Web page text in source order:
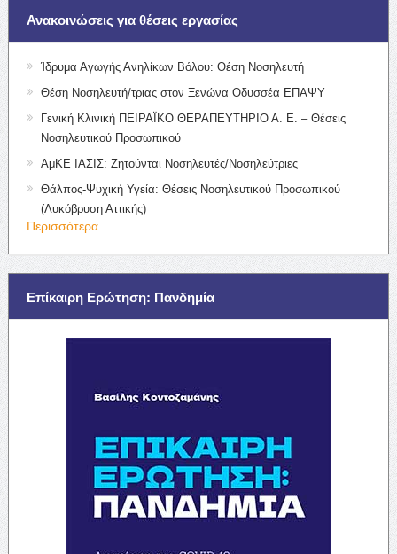
Ανακοινώσεις για θέσεις εργασίας
Ίδρυμα Αγωγής Ανηλίκων Βόλου: Θέση Νοσηλευτή
Θέση Νοσηλευτή/τριας στον Ξενώνα Οδυσσέα ΕΠΑΨΥ
Γενική Κλινική ΠΕΙΡΑΪΚΟ ΘΕΡΑΠΕΥΤΗΡΙΟ Α. Ε. – Θέσεις
Νοσηλευτικού Προσωπικού
ΑμΚΕ ΙΑΣΙΣ: Ζητούνται Νοσηλευτές/Νοσηλεύτριες
Θάλπος-Ψυχική Υγεία: Θέσεις Νοσηλευτικού Προσωπικού
(Λυκόβρυση Αττικής)
Περισσότερα
Επίκαιρη Ερώτηση: Πανδημία